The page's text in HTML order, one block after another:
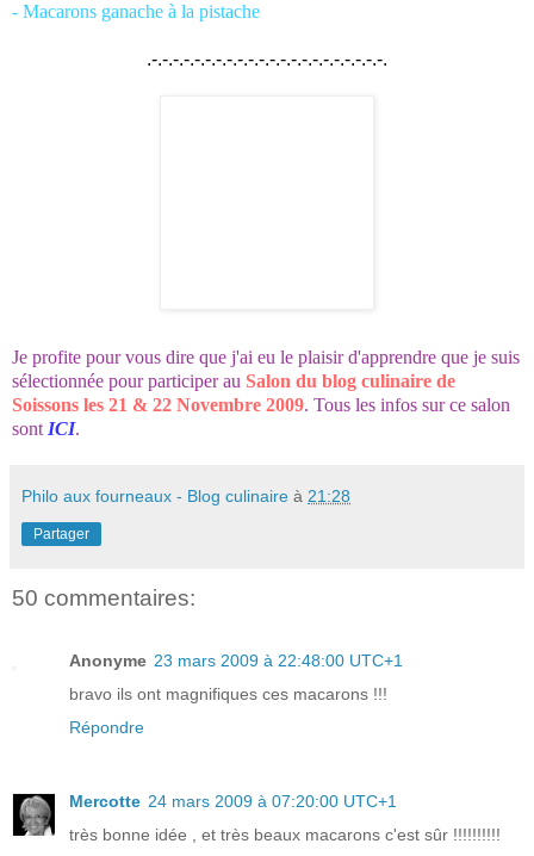
- Macarons ganache à la pistache
.-.-.-.-.-.-.-.-.-.-.-.-.-.-.-.-.-.-.-.-.-.-.
Je profite pour vous dire que j'ai eu le plaisir d'apprendre que je suis
sélectionnée pour participer au Salon du blog culinaire de
Soissons les 21 & 22 Novembre 2009. Tous les infos sur ce salon
sont ICI.
Philo aux fourneaux - Blog culinaire à 21:28
Partager
50 commentaires:
Anonyme 23 mars 2009 à 22:48:00 UTC+1
bravo ils ont magnifiques ces macarons !!!
Répondre
Mercotte 24 mars 2009 à 07:20:00 UTC+1
très bonne idée , et très beaux macarons c'est sûr !!!!!!!!!!